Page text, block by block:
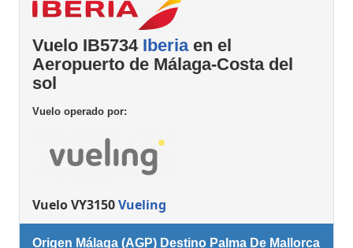
Vuelo IB5734 Iberiaen el
Aeropuerto de Málaga-Costa del
sol
Vuelo operado por:
Vuelo VY3150Vueling
Origen Málaga (AGP) Destino Palma De Mallorca